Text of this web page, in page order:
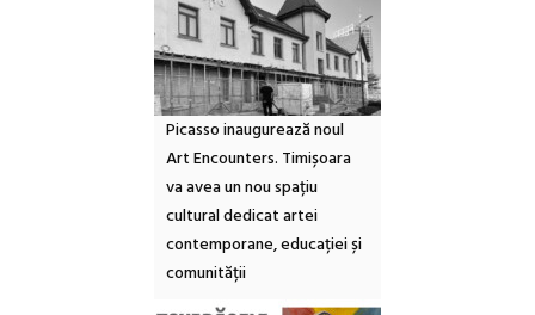
Picasso inaugurează noul
Art Encounters. Timișoara
va avea un nou spațiu
cultural dedicat artei
contemporane, educației și
comunității